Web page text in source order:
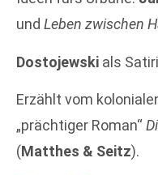
und Leben zwischen
Dostojewski als
Erzählt vom
„prächtiger Roman“
(Matthes & Seitz).